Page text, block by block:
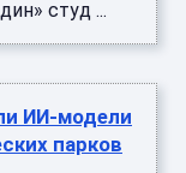
студ ...
ИИ-модели
парков